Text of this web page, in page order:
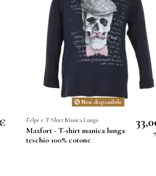
Non disponibile
Felpe e T-Shirt Manica Lunga
Maxfort - T-shirt manica lunga
teschio 100% cotone